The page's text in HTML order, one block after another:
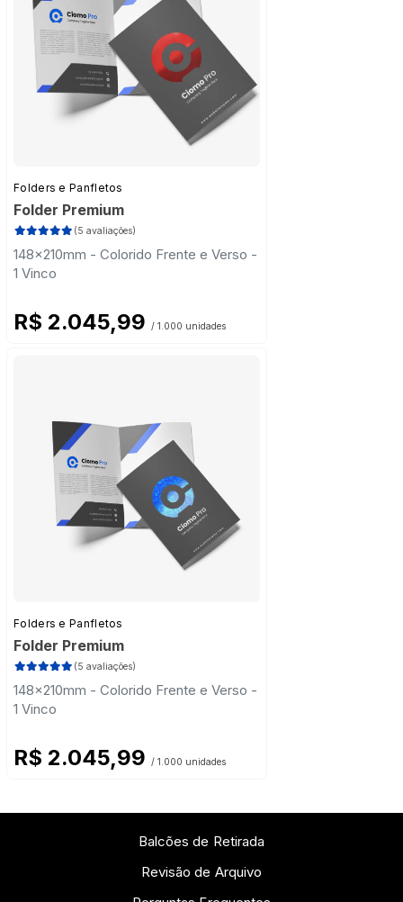
Folders e Panfletos
Folder Premium
(5 avaliações)
148x210mm - Colorido Frente e Verso -
1 Vinco
R$ 2.045,99 / 1.000 unidades
Folders e Panfletos
Folder Premium
(5 avaliações)
148x210mm - Colorido Frente e Verso -
1 Vinco
R$ 2.045,99 / 1.000 unidades
Balcões de Retirada
Revisão de Arquivo